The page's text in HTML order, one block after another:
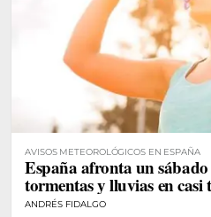
AVISOS METEOROLÓGICOS EN ESPAÑA
España afronta un
tormentas y lluvias en casi
ANDRÉS FIDALGO